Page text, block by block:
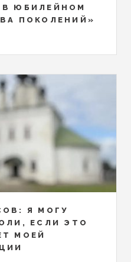
ЮБИЛЕЙНОМ
ПОКОЛЕНИЙ»
Я МОГУ
ЕСЛИ ЭТО
МОЕЙ